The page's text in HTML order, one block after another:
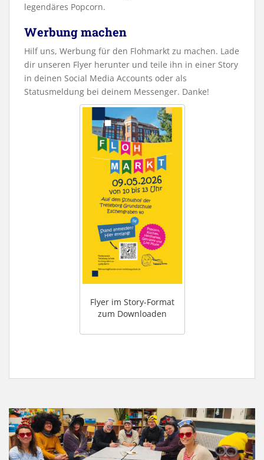
legendäres Popcorn.
Werbung machen
Hilf uns, Werbung für den Flohmarkt zu machen. Lade
dir unseren Flyer herunter und teile ihn in einer Story
in deinen Social Media Accounts oder als
Statusmeldung bei deinem Messenger. Danke!
Flyer im Story-Format
zum Downloaden